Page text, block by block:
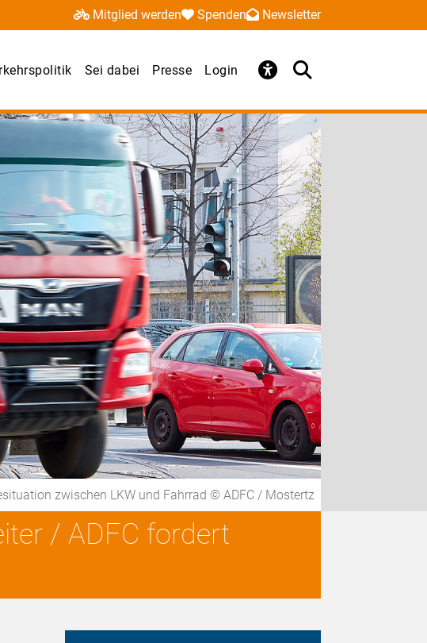
Mitglied werden Spenden Newsletter
Sei dabei Presse Login
zwischen LKW und Fahrrad © ADFC / Mostertz
/ ADFC fordert